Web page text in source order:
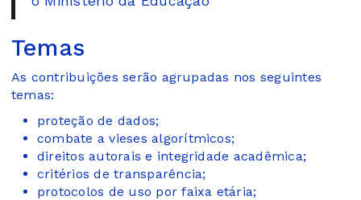
Temas
As contribuições serão agrupadas nos seguintes
temas:
proteção de dados;
combate a vieses algorítmicos;
direitos autorais e integridade acadêmica;
critérios de transparência;
protocolos de uso por faixa etária;